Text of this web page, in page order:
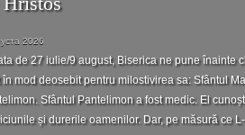
2026
de 27 iulie/9 august, Biserica ne pune înainte
în mod deosebit pentru milostivirea sa: Sfântul
Sfântul Pantelimon a fost medic. El
și durerile oamenilor. Dar, pe măsură ce